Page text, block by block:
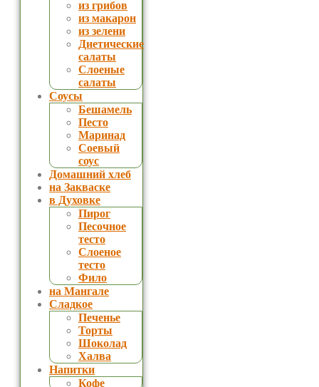
из грибов
из макарон
из зелени
Диетические
салаты
Слоеные
салаты
Соусы
Бешамель
Песто
Маринад
Соевый
соус
Домашний хлеб
на Закваске
в Духовке
Пирог
Песочное
тесто
Слоеное
тесто
Фило
на Мангале
Сладкое
Печенье
Торты
Шоколад
Халва
Напитки
Кофе